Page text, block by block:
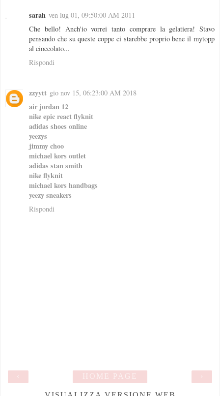
sarah ven lug 01, 09:50:00 AM 2011
Che bello! Anch'io vorrei tanto comprare la gelatiera! Stavo
pensando che su queste coppe ci starebbe proprio bene il mytopp
al cioccolato...
Rispondi
zzyytt gio nov 15, 06:23:00 AM 2018
air jordan 12
nike epic react flyknit
adidas shoes online
yeezys
jimmy choo
michael kors outlet
adidas stan smith
nike flyknit
michael kors handbags
yeezy sneakers
Rispondi
›
HOME PAGE